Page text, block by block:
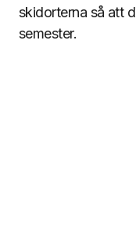
skidorterna så att
semester.